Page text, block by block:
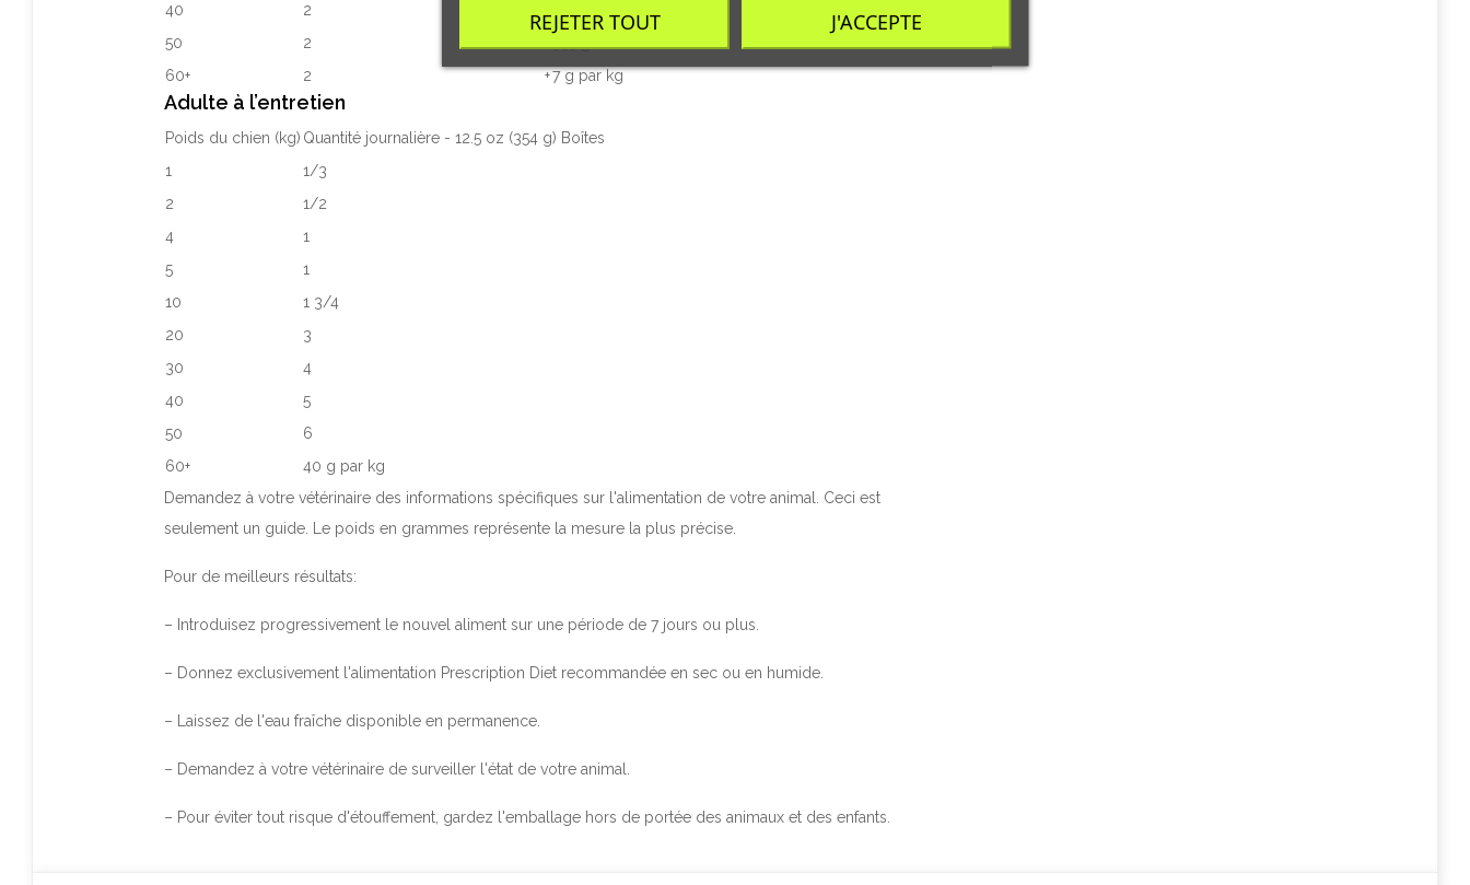
40
2
50
2
60+
2 +7 g par kg
Adulte à l’entretien
Poids du chien (kg) Quantité journalière - 12.5 oz (354 g) Boîtes
1
1/3
2
1/2
4
1
5
1
10
1 3/4
20
3
30
4
40
5
50
6
60+
40 g par kg
Demandez à votre vétérinaire des informations spécifiques sur l'alimentation de votre animal. Ceci est
seulement un guide. Le poids en grammes représente la mesure la plus précise.
Pour de meilleurs résultats:
– Introduisez progressivement le nouvel aliment sur une période de 7 jours ou plus.
– Donnez exclusivement l'alimentation Prescription Diet recommandée en sec ou en humide.
– Laissez de l'eau fraîche disponible en permanence.
– Demandez à votre vétérinaire de surveiller l'état de votre animal.
– Pour éviter tout risque d'étouffement, gardez l'emballage hors de portée des animaux et des enfants.
REJETER TOUT J'ACCEPTE